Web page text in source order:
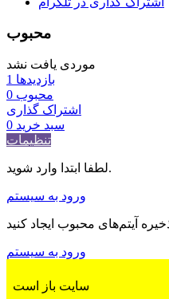
محبوب
موردی یافت نشد
بازدیدها 1
محبوب 0
اشتراک گذاری
سبد خرید 0
تنظیمات
لطفا ابتدا وارد شوید.
ورود به سیستم
ورود به سیستم
سایت باز است